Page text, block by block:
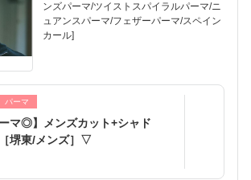
ンズパーマ/ツイストスパイラルパーマ/ニ
ュアンスパーマ/フェザーパーマ/スペイン
カール]
パーマ
ーマ◎】メンズカット+シャド
堺東/メンズ］▽